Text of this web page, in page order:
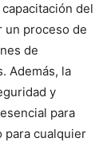
del
un proceso de
de
Además, la
y
para
para cualquier